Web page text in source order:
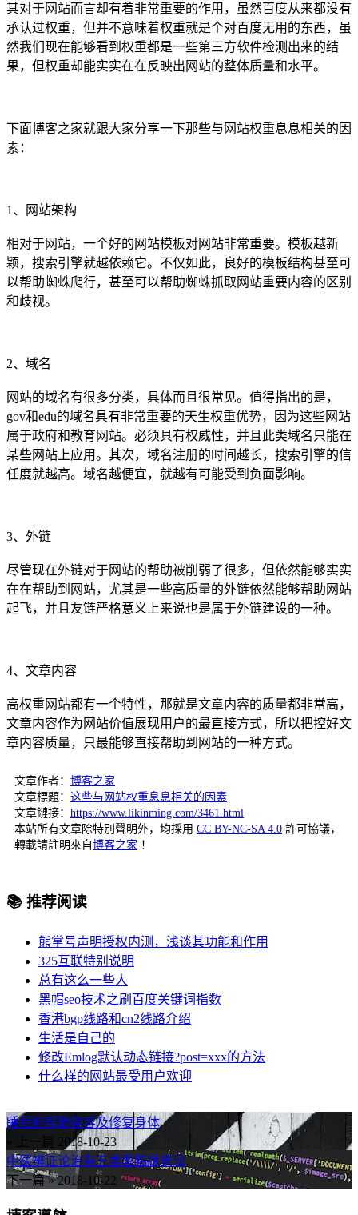
其对于网站而言却有着非常重要的作用，虽然百度从来都没有
承认过权重，但并不意味着权重就是个对百度无用的东西，虽
然我们现在能够看到权重都是一些第三方软件检测出来的结
果，但权重却能实实在在反映出网站的整体质量和水平。
下面博客之家就跟大家分享一下那些与网站权重息息相关的因
素：
1、网站架构
相对于网站，一个好的网站模板对网站非常重要。模板越新
颖，搜索引擎就越依赖它。不仅如此，良好的模板结构甚至可
以帮助蜘蛛爬行，甚至可以帮助蜘蛛抓取网站重要内容的区别
和歧视。
2、域名
网站的域名有很多分类，具体而且很常见。值得指出的是，
gov和edu的域名具有非常重要的天生权重优势，因为这些网站
属于政府和教育网站。必须具有权威性，并且此类域名只能在
某些网站上应用。其次，域名注册的时间越长，搜索引擎的信
任度就越高。域名越便宜，就越有可能受到负面影响。
3、外链
尽管现在外链对于网站的帮助被削弱了很多，但依然能够实实
在在帮助到网站，尤其是一些高质量的外链依然能够帮助网站
起飞，并且友链严格意义上来说也是属于外链建设的一种。
4、文章内容
高权重网站都有一个特性，那就是文章内容的质量都非常高，
文章内容作为网站价值展现用户的最直接方式，所以把控好文
章内容质量，只最能够直接帮助到网站的一种方式。
文章作者： 博客之家
文章標題： 这些与网站权重息息相关的因素
文章鏈接： https://www.likinming.com/3461.html
本站所有文章除特別聲明外，均採用 CC BY-NC-SA 4.0 許可協議，
轉載請註明來自 博客之家 ！
📚 推荐阅读
熊掌号声明授权内测，浅谈其功能和作用
325互联特别说明
总有这么一些人
黑帽seo技术之刷百度关键词指数
香港bgp线路和cn2线路介绍
生活是自己的
修改Emlog默认动态链接?post=xxx的方法
什么样的网站最受用户欢迎
睡眠能帮助美容及修复身体
« 上一篇
2018-10-23
中医辨证论治有五类型临牀表现
下一篇 » 2018-10-22